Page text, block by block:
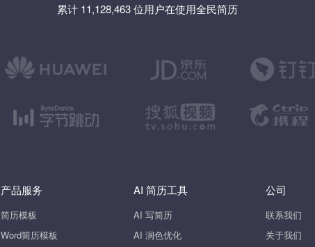
累计 11,128,463 位用户在使用全民简历
产品服务
简历模板
Word简历模板
AI 简历工具
AI 写简历
AI 润色优化
公司
联系我们
关于我们